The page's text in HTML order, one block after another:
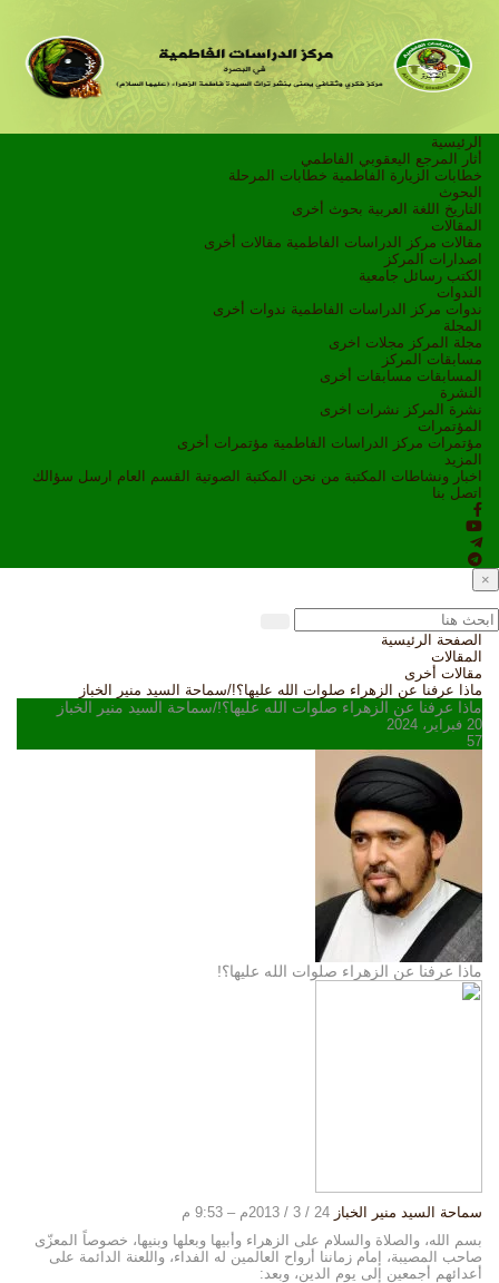
الرئيسية
أثار المرجع اليعقوبي الفاطمي
خطابات الزيارة الفاطمية خطابات المرحلة
البحوث
التاريخ
اللغة العربية بحوث أخرى
المقالات
مقالات مركز الدراسات الفاطمية مقالات أخرى
اصدارات المركز
الكتب رسائل جامعية
الندوات
ندوات مركز الدراسات الفاطمية ندوات أخرى
المجلة
مجلة المركز مجلات اخرى
مسابقات المركز
المسابقات مسابقات أخرى
النشرة
نشرة المركز نشرات اخرى
المؤتمرات
مؤتمرات مركز الدراسات الفاطمية مؤتمرات أخرى
المزيد
اخبار ونشاطات
المكتبة من نحن المكتبة الصوتية القسم العام ارسل سؤالك
اتصل بنا
×
الصفحة الرئيسية
المقالات
مقالات أخرى
ماذا عرفنا عن الزهراء صلوات الله عليها؟!/سماحة السيد منير الخباز
ماذا عرفنا عن الزهراء صلوات الله عليها؟!/سماحة السيد منير الخباز
20 فبراير، 2024
57
ماذا عرفنا عن الزهراء صلوات الله عليها؟!
سماحة السيد منير الخباز
بسم الله، والصلاة والسلام على الزهراء وأبيها وبعلها وبنيها، خصوصاً المعزّى
صاحب المصيبة، إمام زماننا أرواح العالمين له الفداء، واللعنة الدائمة على
أعدائهم أجمعين إلى يوم الدين، وبعد: